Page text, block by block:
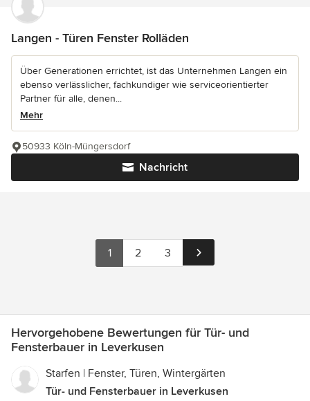
Langen - Türen Fenster Rolläden
Über Generationen errichtet, ist das Unternehmen Langen ein
ebenso verlässlicher, fachkundiger wie serviceorientierter
Partner für alle, denen...
Mehr
Nachricht
50933 Köln-Müngersdorf
1 2 3
Hervorgehobene Bewertungen für Tür- und
Fensterbauer in Leverkusen
Starfen | Fenster, Türen, Wintergärten
Tür- und Fensterbauer in Leverkusen